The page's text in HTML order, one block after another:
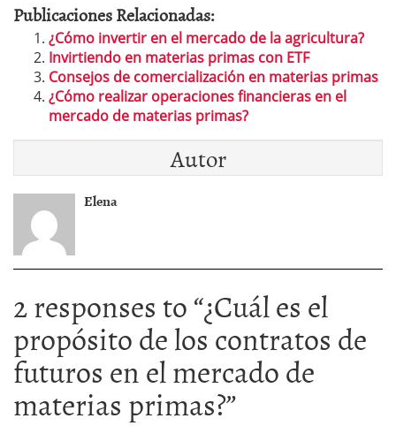
Publicaciones Relacionadas:
¿Cómo invertir en el mercado de la agricultura?
Invirtiendo en materias primas con ETF
Consejos de comercialización en materias primas
¿Cómo realizar operaciones financieras en el
mercado de materias primas?
Autor
Elena
2 responses to “¿Cuál es el
propósito de los contratos de
futuros en el mercado de
materias primas?”